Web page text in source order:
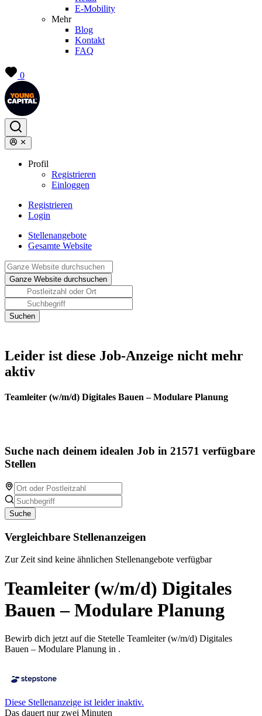
E-Mobility
Mehr
Blog
Kontakt
FAQ
0
Profil
Registrieren
Einloggen
Registrieren
Login
Stellenangebote
Gesamte Website
Leider ist diese Job-Anzeige nicht mehr
aktiv
Teamleiter (w/m/d) Digitales Bauen – Modulare Planung
Suche nach deinem idealen Job in 21571 verfügbare
Stellen
Suche
Vergleichbare Stellenanzeigen
Zur Zeit sind keine ähnlichen Stellenangebote verfügbar
Teamleiter (w/m/d) Digitales
Bauen – Modulare Planung
Bewirb dich jetzt auf die Stetelle Teamleiter (w/m/d) Digitales
Bauen – Modulare Planung in .
Diese Stellenanzeige ist leider inaktiv.
Das dauert nur zwei Minuten